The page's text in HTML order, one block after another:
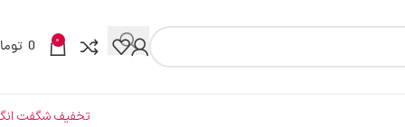
0
0
تخفیف شگفت